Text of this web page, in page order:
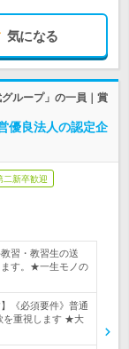
気になる
ループ」の一員｜賞
優良法人の認定企
二新卒歓迎
習・教習生の送
ます。★一生モノの
《必須要件》普通
を重視します ★大